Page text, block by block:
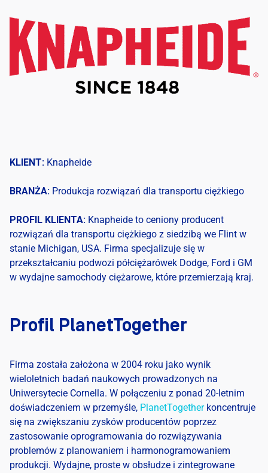
KLIENT: Knapheide
BRANŻA: Produkcja rozwiązań dla transportu ciężkiego
PROFIL KLIENTA: Knapheide to ceniony producent
rozwiązań dla transportu ciężkiego z siedzibą we Flint w
stanie Michigan, USA. Firma specjalizuje się w
przekształcaniu podwozi półciężarówek Dodge, Ford i GM
w wydajne samochody ciężarowe, które przemierzają kraj.
Profil PlanetTogether
Firma została założona w 2004 roku jako wynik
wieloletnich badań naukowych prowadzonych na
Uniwersytecie Cornella. W połączeniu z ponad 20-letnim
doświadczeniem w przemyśle, PlanetTogether koncentruje
się na zwiększaniu zysków producentów poprzez
zastosowanie oprogramowania do rozwiązywania
problemów z planowaniem i harmonogramowaniem
produkcji. Wydajne, proste w obsłudze i zintegrowane